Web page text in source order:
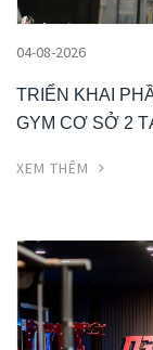
04-08-2026
TRIỂN KHAI
GYM CƠ SỞ 2
XEM THÊM